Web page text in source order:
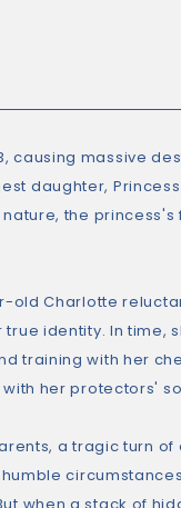
causing massive
daughter,
the
old Charlotte
identity. In time,
training with her
her protectors'
a tragic turn